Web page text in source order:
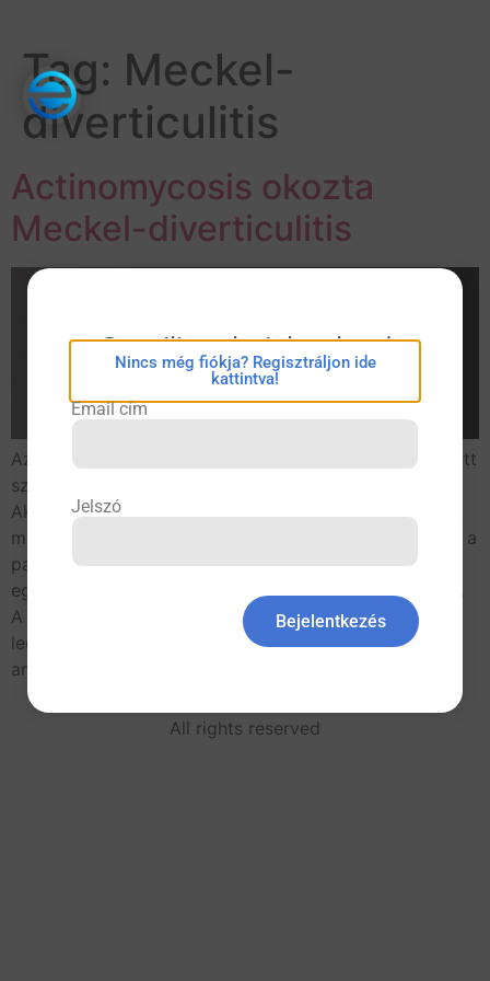
Tag: Meckel-
diverticulitis
Actinomycosis okozta
Meckel-diverticulitis
Az 51 éves férfibeteg köldöktáji fájdalom és emelkedett
szintű gyulladásos paraméterek miatt került felvételre.
Akut appendicitis gyanúja miatt laparotomia történt. A
műtét során Meckel-diverticulitis igazolódott, amelyet a
patológiai vizsgálat eredménye is megerősített, és
egyben igazolta, hogy actinomycosis talaján alakult ki.
A Meckel-diverticulum a gastrointestinalis tractus
leggyakrabban előforduló fejlődési rendellenessége,
amely a populáció 2-3%-át érinti. […]
All rights reserved
eConsilium bejelentkezés
Nincs még fiókja? Regisztráljon ide
kattintva!
Email cím
Jelszó
Bejelentkezés